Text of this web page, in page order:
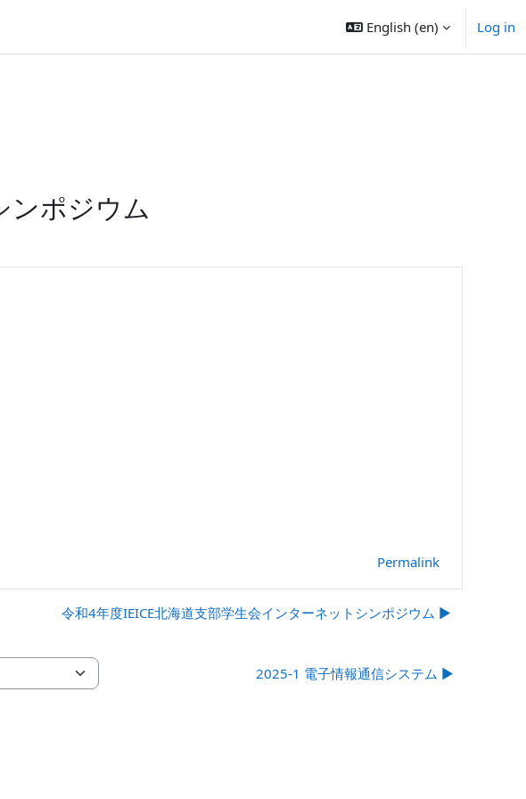
English ‎(en)‎ Log in
ンポジウム
Permalink
令和4年度IEICE北海道支部学生会インターネットシンポジウム ▶︎
2025-1 電子情報通信システム ▶︎